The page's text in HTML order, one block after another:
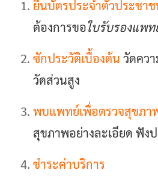
ยื่นบัตรประจำตัวประชา
ต้องการขอใบรับรองแพท
ซักประวัติเบื้องต้น วัดคว
วัดส่วนสูง
พบแพทย์เพื่อตรวจสุขภา
สุขภาพอย่างละเอียด ฟัง
ชำระค่าบริการ